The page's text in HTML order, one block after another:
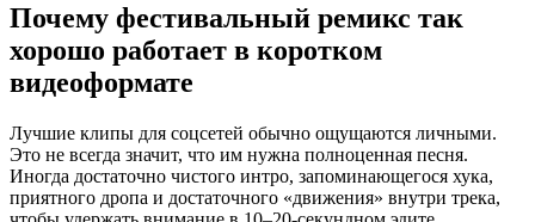
Почему фестивальный ремикс так
хорошо работает в коротком
видеоформате
Лучшие клипы для соцсетей обычно ощущаются личными.
Это не всегда значит, что им нужна полноценная песня.
Иногда достаточно чистого интро, запоминающегося хука,
приятного дропа и достаточного «движения» внутри трека,